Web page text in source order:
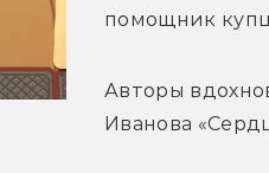
помощник
Авторы
Иванова